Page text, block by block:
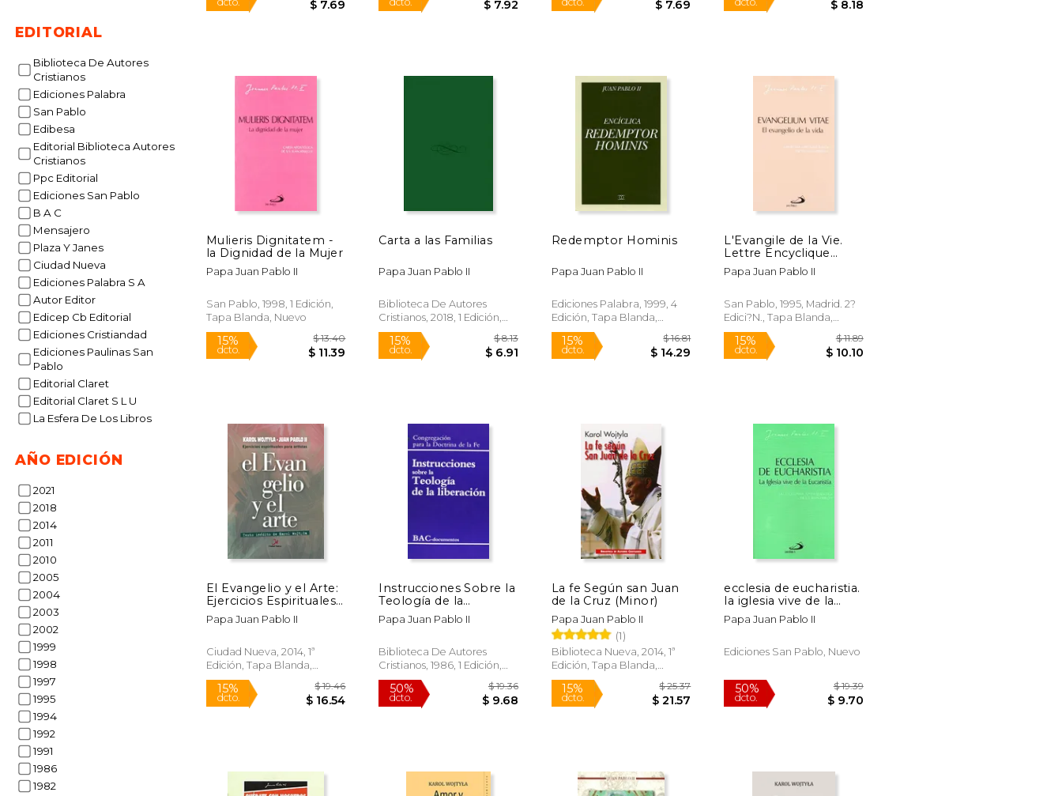
EDITORIAL
Biblioteca De Autores
Cristianos
Ediciones Palabra
San Pablo
Edibesa
Editorial Biblioteca Autores
Cristianos
Ppc Editorial
Ediciones San Pablo
B A C
Mensajero
Plaza Y Janes
Ciudad Nueva
Ediciones Palabra S A
Autor Editor
Edicep Cb Editorial
Ediciones Cristiandad
Ediciones Paulinas San
Pablo
Editorial Claret
Editorial Claret S L U
La Esfera De Los Libros
AÑO EDICIÓN
2021
2018
2014
2011
2010
2005
2004
2003
2002
1999
1998
1997
1995
1994
1992
1991
1986
1982
15%
dcto.
15% $ 9.31 15%
dcto.
$ 9.04 15%
dcto.
Mulieris Dignitatem -
la Dignidad de la Mujer
Papa Juan Pablo II
San Pablo, 1998, 1 Edición,
Tapa Blanda, Nuevo
15%
dcto.
Carta a las Familias
Papa Juan Pablo II
Biblioteca De Autores
Cristianos, 2018, 1 Edición,
Tapa Blanda, Nuevo
15%
dcto.
Redemptor Hominis
Papa Juan Pablo II
Ediciones Palabra, 1999, 4
Edición, Tapa Blanda,
Nuevo
15%
dcto. $ 14.29
L'Evangile de la Vie.
Lettre Encyclique
Evangelium Vitae du
Souverain Pontife
Papa Juan Pablo II
San Pablo, 1995, Madrid. 2?
Edici?n., Tapa Blanda,
Nuevo
15%
dcto.
El Evangelio y el Arte:
Ejercicios Espirituales
Para Artistas
Papa Juan Pablo II
Ciudad Nueva, 2014, 1ª
Edición, Tapa Blanda,
Nuevo
Instrucciones Sobre la
Teología de la
Liberación
Papa Juan Pablo II
Biblioteca De Autores
Cristianos, 1986, 1 Edición,
Tapa Blanda, Nuevo
La fe Según san Juan
de la Cruz (Minor)
Papa Juan Pablo II
(1)
Biblioteca Nueva, 2014, 1ª
Edición, Tapa Blanda,
Nuevo
ecclesia de eucharistia.
la iglesia vive de la
eucaristía
Papa Juan Pablo II
Ediciones San Pablo, Nuevo